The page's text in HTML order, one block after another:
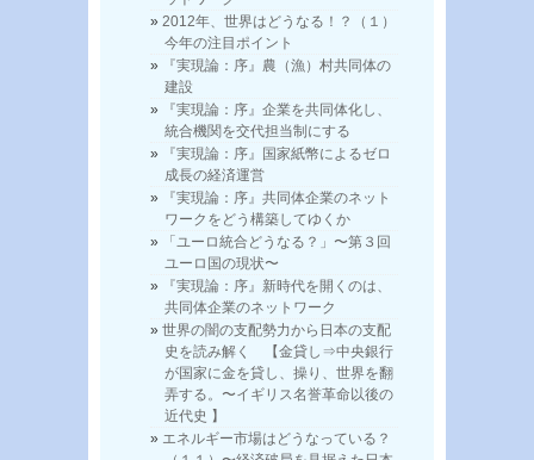
2012年、世界はどうなる！？（１）
今年の注目ポイント
『実現論：序』農（漁）村共同体の
建設
『実現論：序』企業を共同体化し、
統合機関を交代担当制にする
『実現論：序』国家紙幣によるゼロ
成長の経済運営
『実現論：序』共同体企業のネット
ワークをどう構築してゆくか
「ユーロ統合どうなる？」〜第３回
ユーロ国の現状〜
『実現論：序』新時代を開くのは、
共同体企業のネットワーク
世界の闇の支配勢力から日本の支配
史を読み解く 【金貸し⇒中央銀行
が国家に金を貸し、操り、世界を翻
弄する。〜イギリス名誉革命以後の
近代史 】
エネルギー市場はどうなっている？